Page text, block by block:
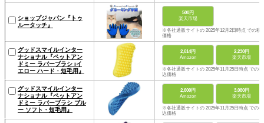
ショップジャパン『トゥ
ルータッチ』
500円
楽天市場
※各社通販サイトの 2025年12月2日時点 での税
価格
グッドスマイルインター
ナショナル『ペットアン
ドミー ラバーブラシ iイ
エロー ハード・短毛用』
2,614円
Amazon
2,230円
楽天市場
※各社通販サイトの 2025年11月25日時点 での税
込価格
グッドスマイルインター
ナショナル『ペットアン
ドミー ラバーブラシ ブル
ー ソフト・短毛用』
2,600円
Amazon
3,080円
楽天市場
※各社通販サイトの 2025年11月25日時点 での税
込価格